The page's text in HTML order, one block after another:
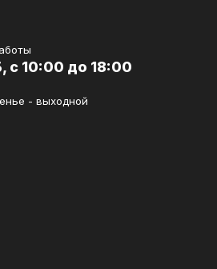
с 10:00 до 18:00
- выходной